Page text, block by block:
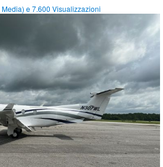
Media) e7.600 Visualizzazioni